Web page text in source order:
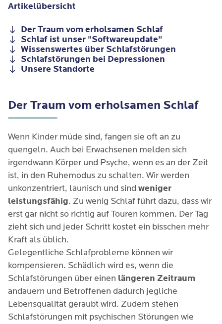
Artikelübersicht
Der Traum vom erholsamen Schlaf
Schlaf ist unser "Softwareupdate"
Wissenswertes über Schlafstörungen
Schlafstörungen bei Depressionen
Unsere Standorte
Der Traum vom erholsamen Schlaf
Wenn Kinder müde sind, fangen sie oft an zu
quengeln. Auch bei Erwachsenen melden sich
irgendwann Körper und Psyche, wenn es an der Zeit
ist, in den Ruhemodus zu schalten. Wir werden
unkonzentriert, launisch und sind weniger
leistungsfähig. Zu wenig Schlaf führt dazu, dass wir
erst gar nicht so richtig auf Touren kommen. Der Tag
zieht sich und jeder Schritt kostet ein bisschen mehr
Kraft als üblich.
Gelegentliche Schlafprobleme können wir
kompensieren. Schädlich wird es, wenn die
Schlafstörungen über einen längeren Zeitraum
andauern und Betroffenen dadurch jegliche
Lebensqualität geraubt wird. Zudem stehen
Schlafstörungen mit psychischen Störungen wie